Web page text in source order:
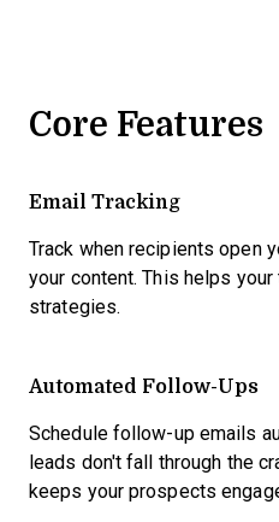
Core Features
Email Tracking
Track when recipients open
your content. This helps
strategies.
Automated Follow-Ups
Schedule follow-up emails
leads don't fall through the
keeps your prospects